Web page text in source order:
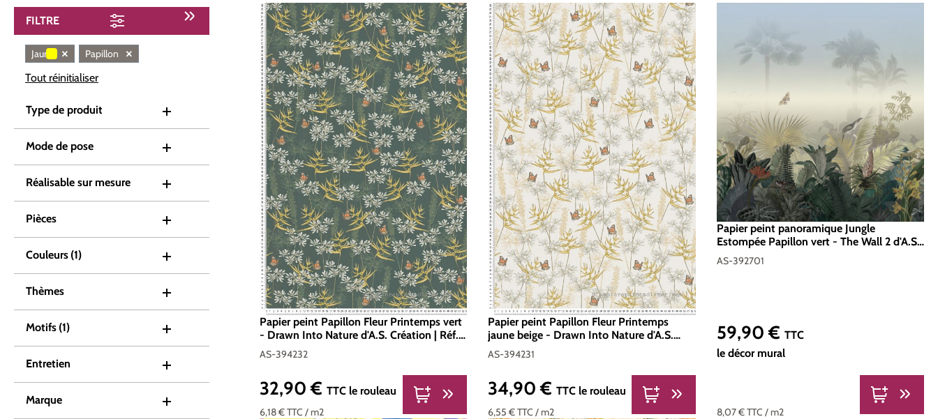
FILTRE
Jaune × Papillon ×
Tout réinitialiser
Type de produit
Mode de pose
Réalisable sur mesure
Pièces
Couleurs (1)
Thèmes
Motifs (1)
Entretien
Marque
Papier peint Papillon Fleur Printemps vert
- Drawn Into Nature d'A.S. Création | Réf.
AS-394232
AS-394232
6,18 €TTC / m2
Prix régulier :
32,90 € TTC le rouleau
Papier peint Papillon Fleur Printemps
jaune beige - Drawn Into Nature d'A.S.
Création | Réf. AS-394231
AS-394231
6,55 €TTC/ m2
Prix régulier :
34,90 €TTC le rouleau
Papier peint panoramique Jungle
Estompée Papillon vert - The Wall 2 d'A.S.
Création | Réf. AS-392701
AS-392701
8,07 €TTC / m2
Prix régulier :
59,90 € TTC
le décor mural